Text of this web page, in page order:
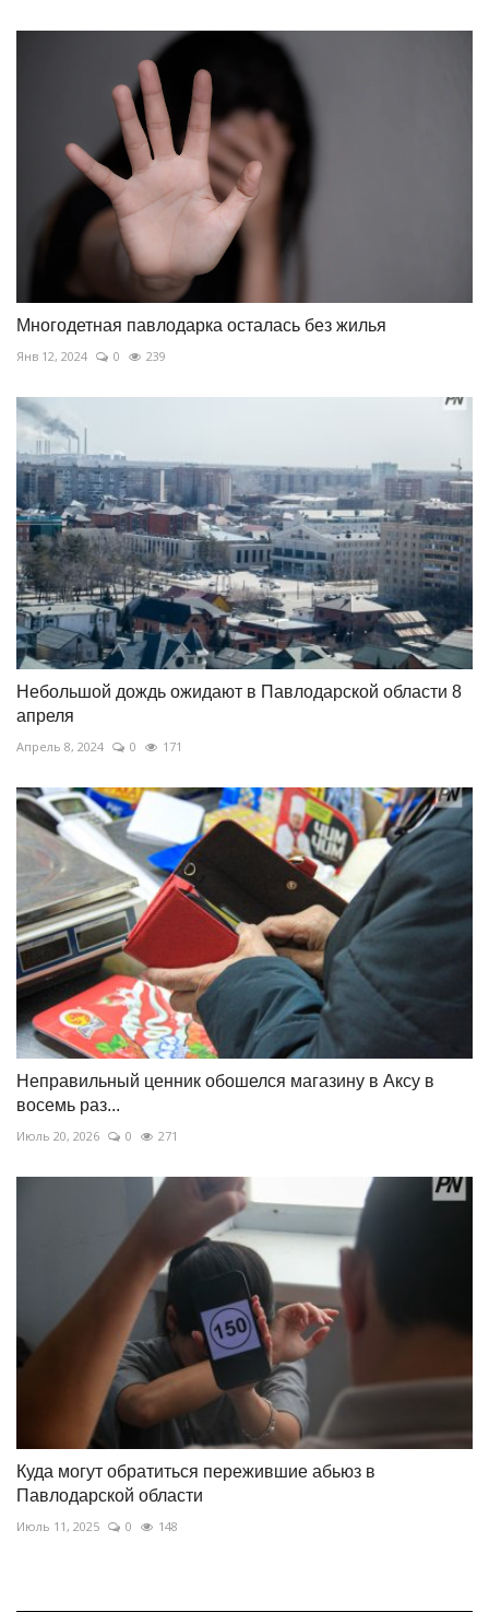
Многодетная павлодарка осталась без жилья
Янв 12, 2024 0 239
Небольшой дождь ожидают в Павлодарской области 8
апреля
Апрель 8, 2024 0 171
Неправильный ценник обошелся магазину в Аксу в
восемь раз...
Июль 20, 2026 0 271
Куда могут обратиться пережившие абьюз в
Павлодарской области
Июль 11, 2025 0 148